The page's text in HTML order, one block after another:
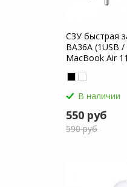
СЗУ быстрая
BA36A (1USB
MacBook Air 11
В наличии
550 руб
590 руб